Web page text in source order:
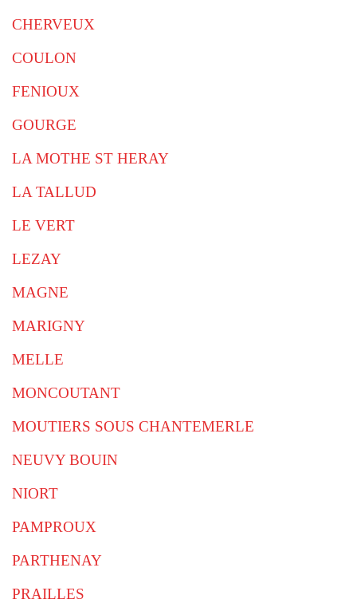
CHERVEUX
COULON
FENIOUX
GOURGE
LA MOTHE ST HERAY
LA TALLUD
LE VERT
LEZAY
MAGNE
MARIGNY
MELLE
MONCOUTANT
MOUTIERS SOUS CHANTEMERLE
NEUVY BOUIN
NIORT
PAMPROUX
PARTHENAY
PRAILLES